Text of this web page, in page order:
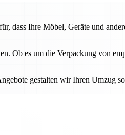
dass Ihre Möbel, Geräte und
Ob es um die Verpackung von
gestalten wir Ihren Umzug